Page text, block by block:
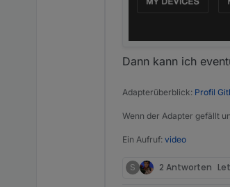
Dann kann ich
Adapterüberblick: Profil
Wenn der Adapter gefällt
Ein Aufruf: video
S 2 Antworten